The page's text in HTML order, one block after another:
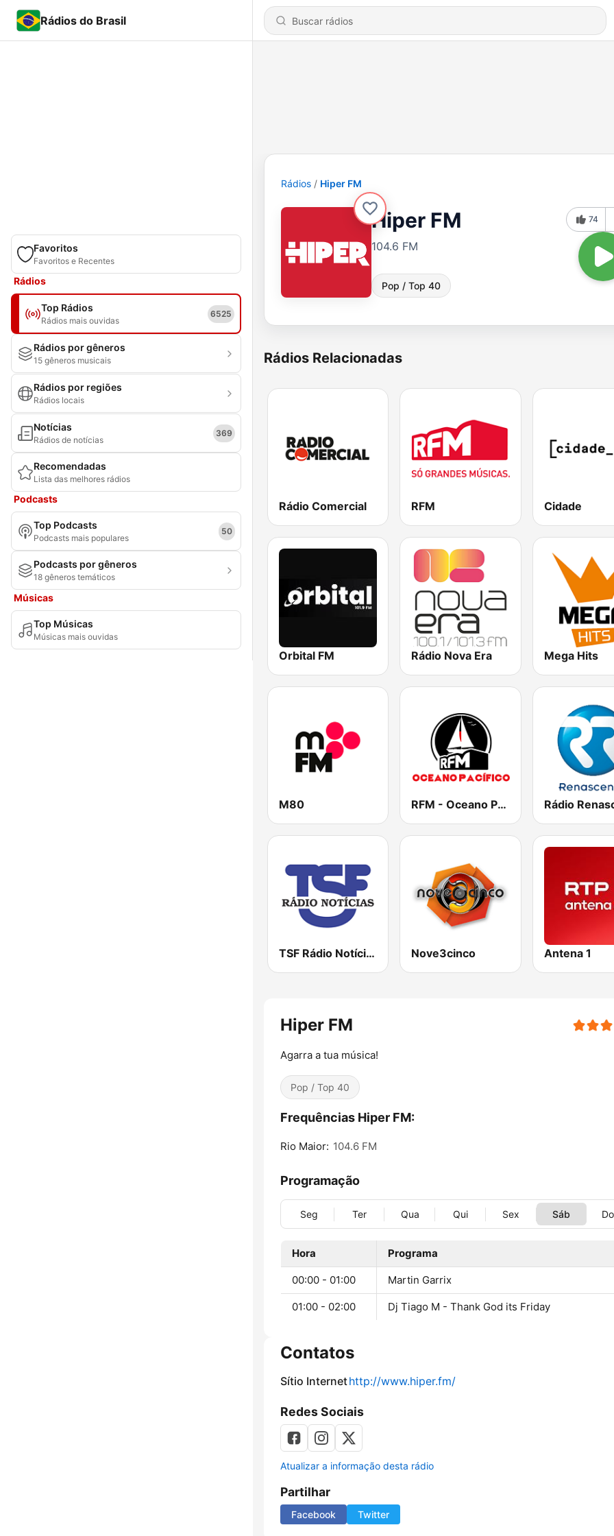
Rádios do Brasil
Favoritos
Favoritos e Recentes
Rádios
Top Rádios
Rádios mais ouvidas
6525
Rádios por gêneros
15 gêneros musicais
Rádios por regiões
Rádios locais
Notícias
Rádios de notícias
369
Recomendadas
Lista das melhores rádios
Podcasts
Top Podcasts
Podcasts mais populares
50
Podcasts por gêneros
18 gêneros temáticos
Músicas
Top Músicas
Músicas mais ouvidas
Rádios Hiper FM
Hiper FM
104.6 FM
Pop / Top 40
74
Rádios Relacionadas
Rádio Comercial RFM Cidade
Orbital FM Rádio Nova Era Mega Hits
M80 RFM - Oceano Pacífico Online
TSF Rádio Notícias Nove3cinco Antena 1
Hiper FM
Agarra a tua música!
Pop / Top 40
Frequências Hiper FM:
Rio Maior: 104.6 FM
Programação
Seg Ter Qua Qui Sex Sáb
Hora Programa
00:00 - 01:00 Martin Garrix
01:00 - 02:00 Dj Tiago M - Thank God its Friday
Contatos
Sítio Internethttp://www.hiper.fm/
Redes Sociais
Atualizar a informação desta rádio
Partilhar
Facebook Twitter